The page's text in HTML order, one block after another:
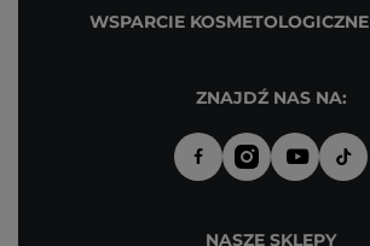
WSPARCIE KOSMETOLOGICZNE
ZNAJDŹ NAS NA:
NASZE SKLEPY